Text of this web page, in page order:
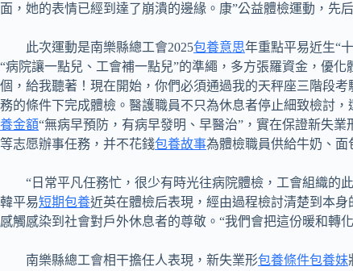
面，她的表情已經到達了崩潰的邊緣。康”公益體檢運動，先
此次運動是南樂縣總工會2025包養意思年重點平易近生“
“病院讓一點兒、工會補一點兒”的準繩，多方張羅資金，優化
個，給我聽著！現在開始，你們必須通過我的天秤座三階段
務的條件下完成體檢。醫護職員不只為休息者停止細致檢討
養金額“無病早預防，有病早發明、早醫治”，實在保證新失
等志愿辦事任務，并不花錢包養故事為體檢職員供給牛奶、面
“日常平凡任務忙，很少有時光往病院體檢，工會組織的
韓平易短期包養近英在體檢后表現，經由過程檢討清楚到本
感觸感染到社會對戶外休息者的尊敬。“我們會把這份暖和
南樂縣總工會相干擔任人表現，新失業形包養條件包養妹